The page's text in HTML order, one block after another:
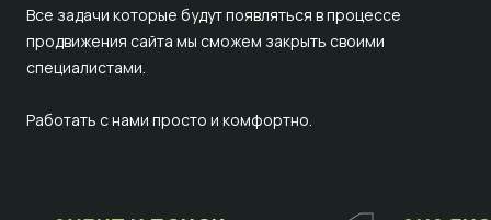
Все задачи которые будут появляться в процессе
продвижения сайта мы сможем закрыть своими
специалистами.
Работать с нами просто и комфортно.